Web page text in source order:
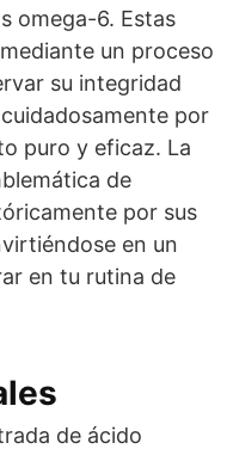
omega-6. Estas
un proceso
su integridad
por
puro y eficaz. La
de
por sus
en un
en tu rutina de
de ácido